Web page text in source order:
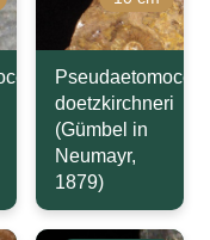
doetzkirchneri
(Gümbel in
Neumayr,
1879)